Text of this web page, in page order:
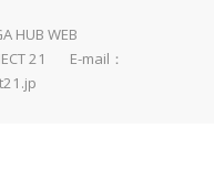
HUB WEB
21 E-mail：